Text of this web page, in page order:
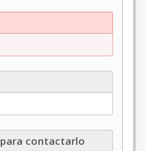
contactarlo